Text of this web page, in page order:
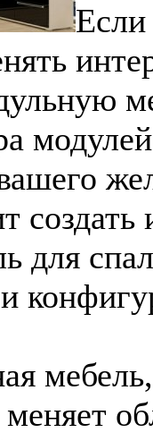
Если
для